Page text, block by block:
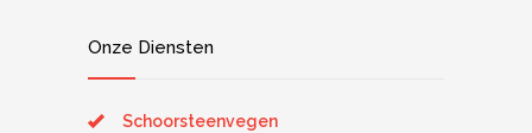
Onze Diensten
Schoorsteenvegen